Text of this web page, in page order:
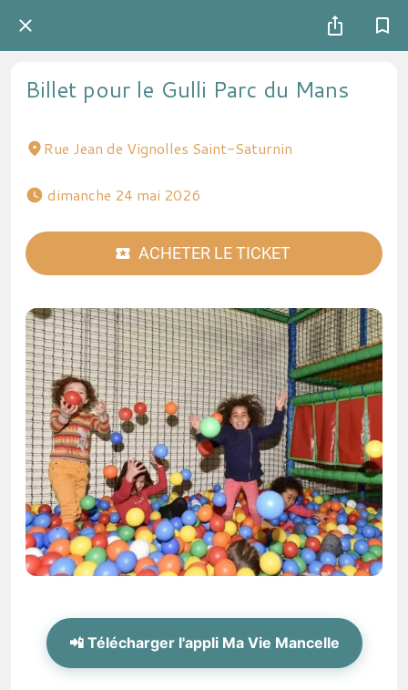
Billet pour le Gulli Parc du Mans
Rue Jean de Vignolles Saint-Saturnin
dimanche 24 mai 2026
ACHETER LE TICKET
📲 Télécharger l'appli Ma Vie Mancelle